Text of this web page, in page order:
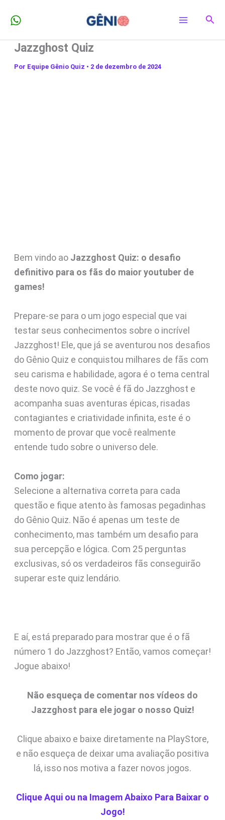
para
conteúdo
Jazzghost Quiz
Por Equipe Gênio Quiz • 2 de dezembro de 2024
Bem vindo ao Jazzghost Quiz: o desafio
definitivo para os fãs do maior youtuber de
games!
Prepare-se para o um jogo especial que vai
testar seus conhecimentos sobre o incrível
Jazzghost! Ele, que já se aventurou nos desafios
do Gênio Quiz e conquistou milhares de fãs com
seu carisma e habilidade, agora é o tema central
deste novo quiz. Se você é fã do Jazzghost e
acompanha suas aventuras épicas, risadas
contagiantes e criatividade infinita, este é o
momento de provar que você realmente
entende tudo sobre o universo dele.
Como jogar:
Selecione a alternativa correta para cada
questão e fique atento às famosas pegadinhas
do Gênio Quiz. Não é apenas um teste de
conhecimento, mas também um desafio para
sua percepção e lógica. Com 25 perguntas
exclusivas, só os verdadeiros fãs conseguirão
superar este quiz lendário.
E aí, está preparado para mostrar que é o fã
número 1 do Jazzghost? Então, vamos começar!
Jogue abaixo!
Não esqueça de comentar nos vídeos do
Jazzghost para ele jogar o nosso Quiz!
Clique abaixo e baixe diretamente na PlayStore,
e não esqueça de deixar uma avaliação positiva
lá, isso nos motiva a fazer novos jogos.
Clique Aqui ou na Imagem Abaixo Para Baixar o
Jogo!